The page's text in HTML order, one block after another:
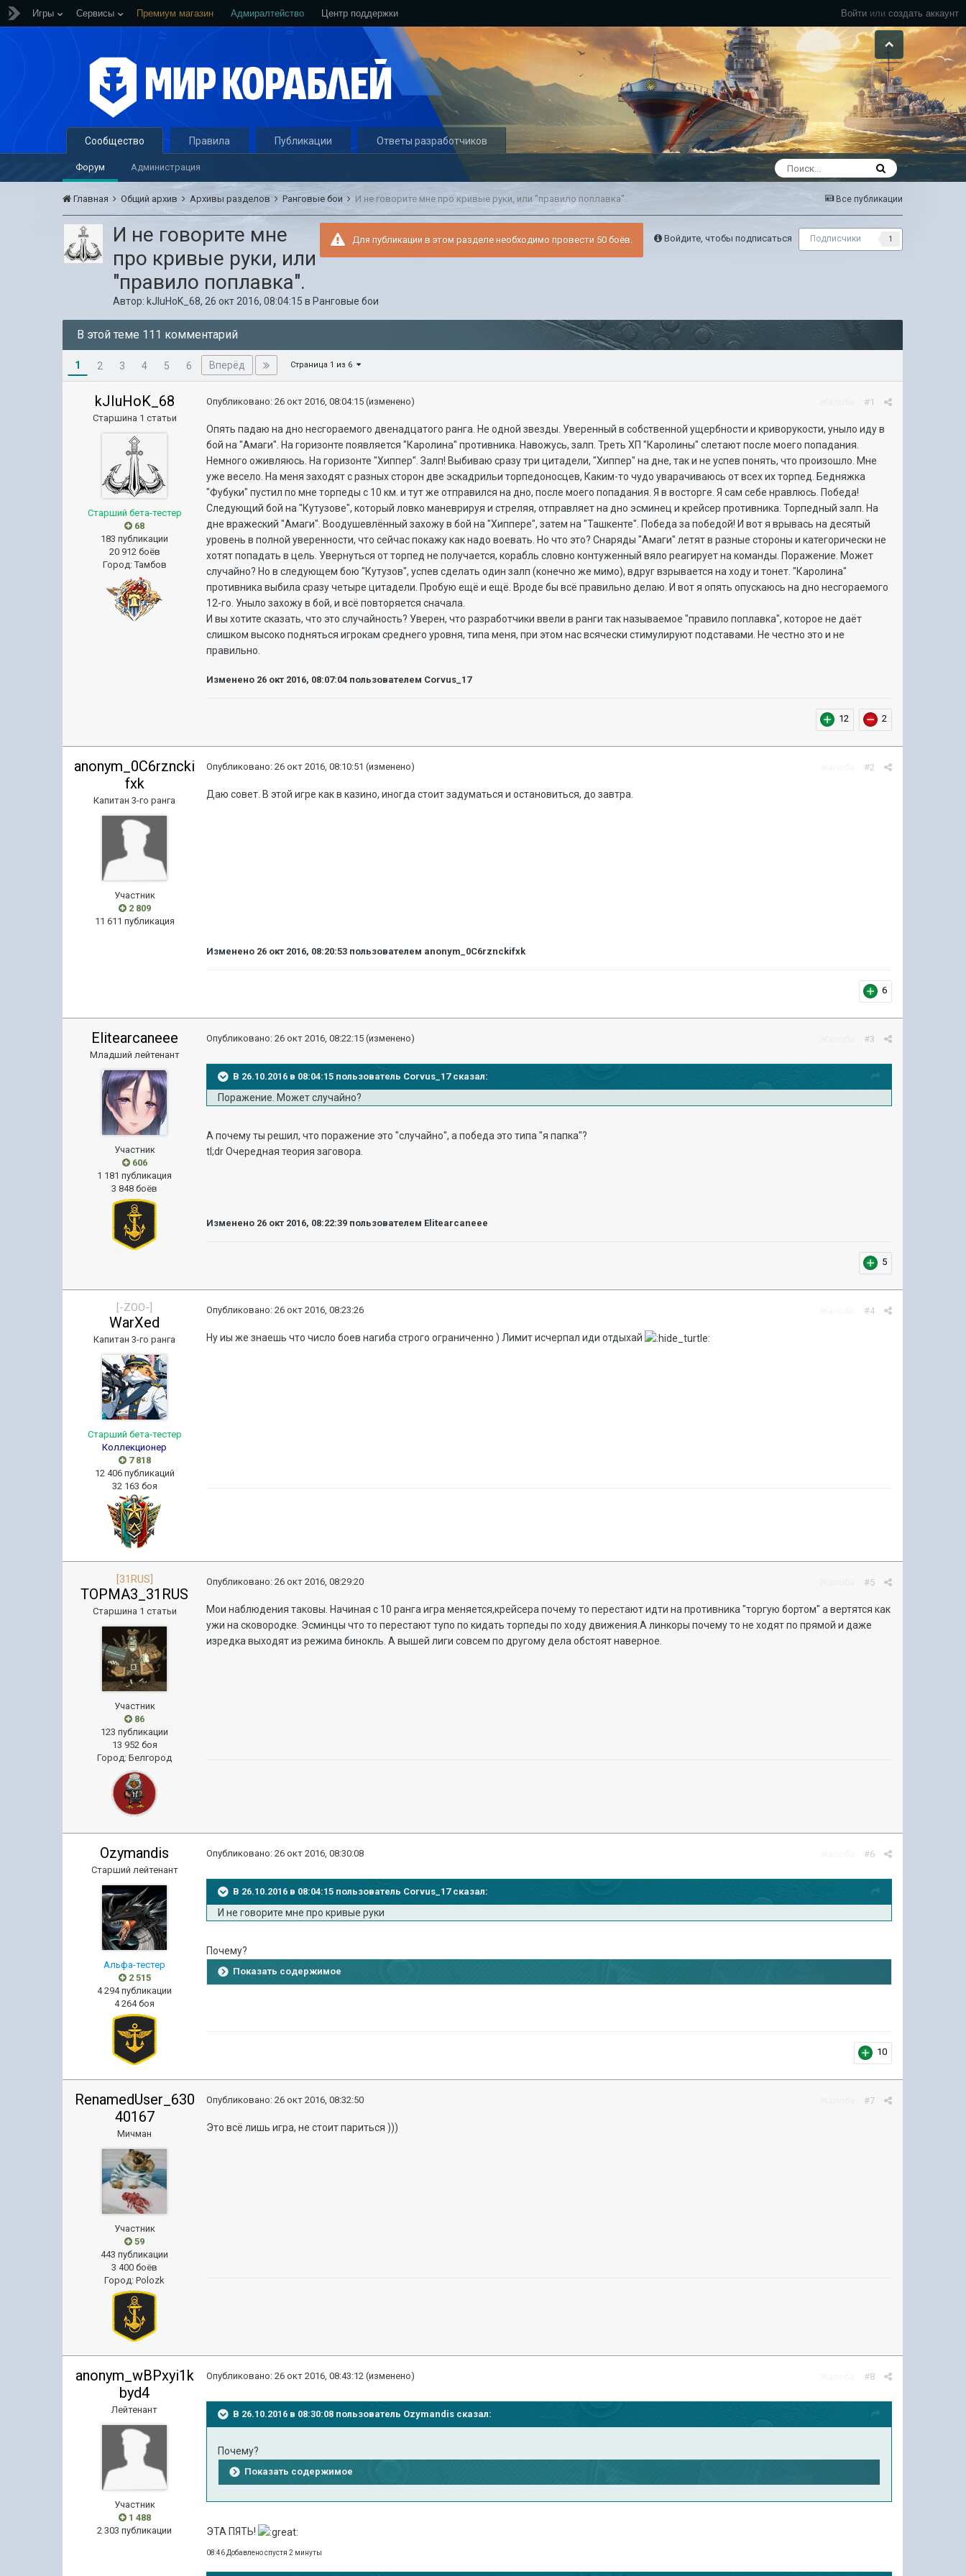
Войти или создать аккаунт
Игры Сервисы Премиум магазин Адмиралтейство Центр поддержки
Сообщество
Форум Администрация
Правила Публикации Ответы разработчиков
Все публикации
Главная Общий архив Архивы разделов Ранговые бои И не говорите мне про кривые руки, или "правило поплавка".
Войдите, чтобы подписаться Подписчики 1
Для публикации в этом разделе необходимо провести 50 боёв.
И не говорите мне
про кривые руки, или
"правило поплавка".
Автор: kJIuHoK_68, 26 окт 2016, 08:04:15 в Ранговые бои
В этой теме 111 комментарий
1 2 3 4 5 6 Вперёд Страница 1 из 6
kJIuHoK_68
Старшина 1 статьи
Старший бета-тестер
68
183 публикации
20 912 боёв
Город:Тамбов
#1
Опубликовано:26 окт 2016, 08:04:15 (изменено)
Опять падаю на дно несгораемого двенадцатого ранга. Не одной звезды. Уверенный в собственной ущербности и криворукости, уныло иду в
бой на "Амаги". На горизонте появляется "Каролина" противника. Навожусь, залп. Треть ХП "Каролины" слетают после моего попадания.
Немного оживляюсь. На горизонте "Хиппер". Залп! Выбиваю сразу три цитадели, "Хиппер" на дне, так и не успев понять, что произошло. Мне
уже весело. На меня заходят с разных сторон две эскадрильи торпедоносцев, Каким-то чудо уварачиваюсь от всех их торпед. Бедняжка
"Фубуки" пустил по мне торпеды с 10 км. и тут же отправился на дно, после моего попадания. Я в восторге. Я сам себе нравлюсь. Победа!
Следующий бой на "Кутузове", который ловко маневрируя и стреляя, отправляет на дно эсминец и крейсер противника. Торпедный залп. На
дне вражеский "Амаги". Воодушевлённый захожу в бой на "Хиппере", затем на "Ташкенте". Победа за победой! И вот я врывась на десятый
уровень в полной уверенности, что сейчас покажу как надо воевать. Но что это? Снаряды "Амаги" летят в разные стороны и категорически не
хотят попадать в цель. Увернуться от торпед не получается, корабль словно контуженный вяло реагирует на команды. Поражение. Может
случайно? Но в следующем бою "Кутузов", успев сделать один залп (конечно же мимо), вдруг взрывается на ходу и тонет. "Каролина"
противника выбила сразу четыре цитадели. Пробую ещё и ещё. Вроде бы всё правильно делаю. И вот я опять опускаюсь на дно несгораемого
12-го. Уныло захожу в бой, и всё повторяется сначала.
И вы хотите сказать, что это случайность? Уверен, что разработчики ввели в ранги так называемое "правило поплавка", которое не даёт
слишком высоко подняться игрокам среднего уровня, типа меня, при этом нас всячески стимулируют подставами. Не честно это и не
правильно.
Изменено 26 окт 2016, 08:07:04 пользователем Corvus_17
12 2
anonym_0C6rzncki
fxk
Капитан 3-го ранга
Участник
2 809
11 611 публикация
#2
Опубликовано:26 окт 2016, 08:10:51 (изменено)
Даю совет. В этой игре как в казино, иногда стоит задуматься и остановиться, до завтра.
Изменено 26 окт 2016, 08:20:53 пользователем anonym_0C6rznckifxk
6
Elitearcaneee
Младший лейтенант
Участник
606
1 181 публикация
3 848 боёв
#3
Опубликовано:26 окт 2016, 08:22:15 (изменено)
В 26.10.2016 в 08:04:15 пользователь Corvus_17 сказал:
Поражение. Может случайно?
А почему ты решил, что поражение это "случайно", а победа это типа "я папка"?
tl;dr Очередная теория заговора.
Изменено 26 окт 2016, 08:22:39 пользователем Elitearcaneee
5
[-ZOO-]
WarXed
Капитан 3-го ранга
Старший бета-тестер
Коллекционер
7 818
12 406 публикаций
32 163 боя
#4
Опубликовано:26 окт 2016, 08:23:26
Ну иы же знаешь что число боев нагиба строго ограниченно ) Лимит исчерпал иди отдыхай
[31RUS]
TOPMA3_31RUS
Старшина 1 статьи
Участник
86
123 публикации
13 952 боя
Город:Белгород
#5
Опубликовано:26 окт 2016, 08:29:20
Мои наблюдения таковы. Начиная с 10 ранга игра меняется,крейсера почему то перестают идти на противника "торгую бортом" а вертятся как
ужи на сковородке. Эсминцы что то перестают тупо по кидать торпеды по ходу движения.А линкоры почему то не ходят по прямой и даже
изредка выходят из режима бинокль. А вышей лиги совсем по другому дела обстоят наверное.
Ozymandis
Старший лейтенант
Альфа-тестер
2 515
4 294 публикации
4 264 боя
#6
Опубликовано:26 окт 2016, 08:30:08
В 26.10.2016 в 08:04:15 пользователь Corvus_17 сказал:
И не говорите мне про кривые руки
Почему?
Показать содержимое
10
RenamedUser_630
40167
Мичман
Участник
59
443 публикации
3 400 боёв
Город:Polozk
#7
Опубликовано:26 окт 2016, 08:32:50
Это всё лишь игра, не стоит париться )))
anonym_wBPxyi1k
byd4
Лейтенант
Участник
1 488
2 303 публикации
#8
Опубликовано:26 окт 2016, 08:43:12 (изменено)
В 26.10.2016 в 08:30:08 пользователь Ozymandis сказал:
Почему?
Показать содержимое
ЭТА ПЯТЬ!
08:46 Добавлено спустя 2 минуты